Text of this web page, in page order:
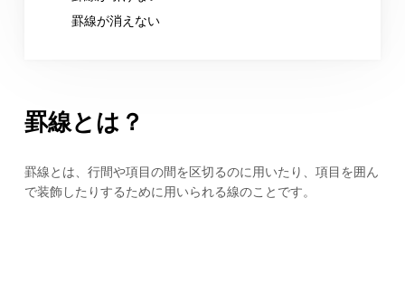
罫線が消えない
罫線とは？
罫線とは、行間や項目の間を区切るのに用いたり、項目を囲ん
で装飾したりするために用いられる線のことです。